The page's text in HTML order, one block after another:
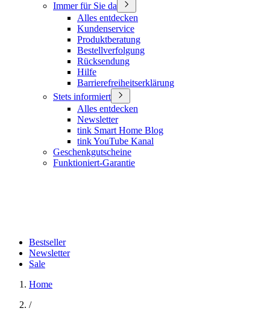
Immer für Sie da
Alles entdecken
Kundenservice
Produktberatung
Bestellverfolgung
Rücksendung
Hilfe
Barrierefreiheitserklärung
Stets informiert
Alles entdecken
Newsletter
tink Smart Home Blog
tink YouTube Kanal
Geschenkgutscheine
Funktioniert-Garantie
Bestseller
Newsletter
Sale
Home
/